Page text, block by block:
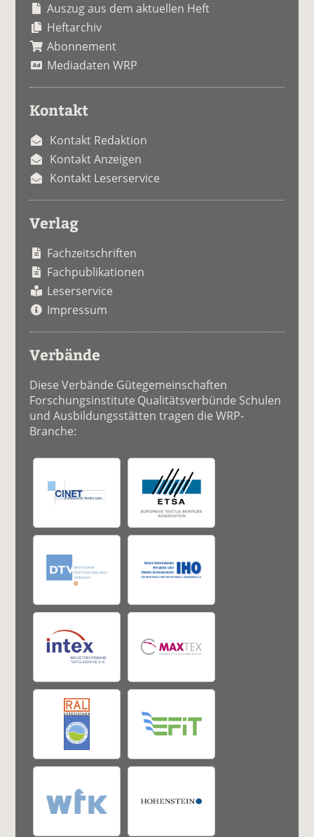
Auszug aus dem aktuellen Heft
Heftarchiv
Abonnement
Mediadaten WRP
Kontakt
Kontakt Redaktion
Kontakt Anzeigen
Kontakt Leserservice
Verlag
Fachzeitschriften
Fachpublikationen
Leserservice
Impressum
Verbände
Diese Verbände Gütegemeinschaften
Forschungsinstitute Qualitätsverbünde Schulen
und Ausbildungsstätten tragen die WRP-
Branche: